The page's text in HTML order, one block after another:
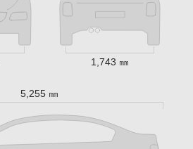
1,743 ㎜
5,255 ㎜